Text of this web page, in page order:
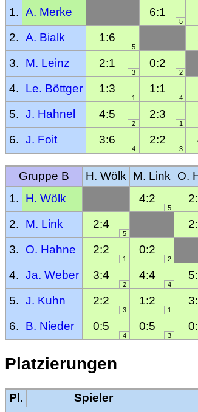
1. A. Merke 6:1
5
2. A. Bialk 1:6
5
3. M. Leinz 2:1 0:2
3 2
4. Le. Böttger 1:3 1:1
1 4
5. J. Hahnel 4:5 2:3
2 1
6. J. Foit 3:6 2:2
4 3
Gruppe B H. Wölk M. Link O.
1.
H. Wölk 4:2
5
2. M. Link 2:4
5
3. O. Hahne 2:2 0:2
1 2
4. Ja. Weber 3:4 4:4
2 4
5. J. Kuhn 2:2 1:2
3 1
6. B. Nieder 0:5 0:5
4 3
Platzierungen
Pl. Spieler